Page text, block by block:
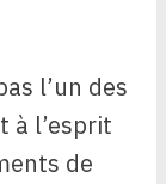
l’un des
à l’esprit
de